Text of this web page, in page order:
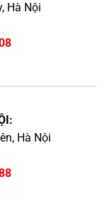
Hà Nội
Hà Nội